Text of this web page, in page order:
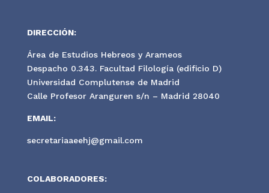
DIRECCIÓN:
Área de Estudios Hebreos y Arameos
Despacho 0.343. Facultad Filología (edificio D)
Universidad Complutense de Madrid
Calle Profesor Aranguren s/n – Madrid 28040
EMAIL:
secretariaaeehj@gmail.com
COLABORADORES: